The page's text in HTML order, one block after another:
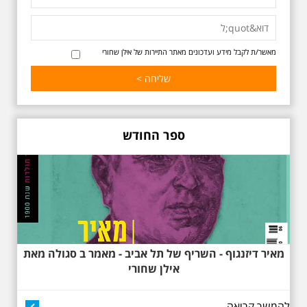
25.6.2025 ליל חמישי
"הלילה לבן" - "באוהאוס
בלילה" -בעקבות
האדריכלים הגדולים של
תל אביב וההתפתחות של
הסגנון הבינלאומי בתל
אביב
בואו ונהנה יחד ב"לילה הלבן" התל
אביב ב , לסיור מיוחד מרשים, סיור
באוהאוס לילי, בעקבות 104 שנה
לסגנון הבינלאומי בתל אביב. סיפור
מעונות עובדים, גינת רות, כיכר
דזיזנגוף וגם על חייה של ג'ניה
אוורבוך, מלכת העיר הלבנה ומי
שזכתה בפרס ראשון ב 1934 לתכנון
שקלים למשתתף
מאשר/ת לקבל מידע ועדכונים מאתר התיירות של אילן שחורי
ספר החודש
מאיר דיזנגוף - השריף של תל אביב - מאמר ב סגולה מאת
אילן שחורי